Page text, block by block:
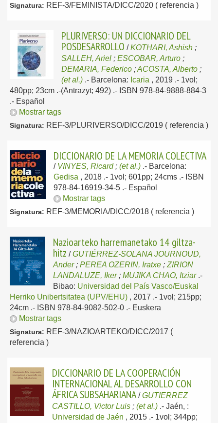
Signatura: REF-3/FEMINISTA/DICC/2020 ( referencia )
PLURIVERSO: UN DICCIONARIO DEL
POSDESARROLLO /KOTHARI, Ashish ;
SALLEH, Ariel ; ESCOBAR, Arturo ;
DEMARIA, Federico ;ACOSTA, Alberto ;
(et al.) .- Barcelona: Icaria , 2019 .- 1vol;
480pp; 23cm .-(Antrazyt; 492) .- ISBN 978-84-9888-884-3
.- Español
Mostrar tags
Signatura: REF-3/PLURIVERSO/DICC/2019 ( referencia )
DICCIONARIO DE LA MEMORIA COLECTIVA
/ VINYES, Ricard; (et al.) .- Barcelona:
Gedisa , 2018 .- 1vol; 601pp; 24cms .- ISBN
978-84-16919-34-5 .- Español
Mostrar tags
Signatura: REF-3/MEMORIA/DICC/2018 ( referencia )
Nazioarteko harremanetako 14 giltza-
hitz /GUTIÉRREZ-SOLANA JOURNOUD,
Ander; PEREA OZERIN, Iratxe ; ZIRION
LANDALUZE, Iker; MUJIKA CHAO, Itziar .-
Bibao: Universidad del País Vasco/Euskal
Herriko Unibertsitatea (UPV/EHU) , 2017 .- 1vol; 215pp;
24cm .- ISBN 978-84-9082-502-0 .- Euskera
Mostrar tags
Signatura: REF-3/NAZIOARTEKO/DICC/2017 (
referencia )
DICCIONARIO DE LA COOPERACIÓN
INTERNACIONAL AL DESARROLLO CON
ÁFRICA SUBSAHARIANA /GUTIERREZ
CASTILLO, Victor Luis ; (et al.) .- Jaén, :
Universidad de Jaén , 2015 .- 1vol; 344pp;